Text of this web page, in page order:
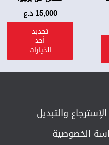
15,000 د.ع
تحديد
أحد
الخيارات
على
والتبديل​
الخصوصية